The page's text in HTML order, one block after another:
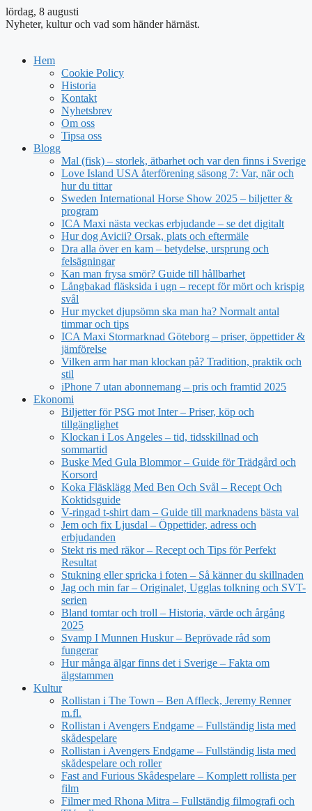
lördag, 8 augusti
Nyheter, kultur och vad som händer härnäst.
Hem
Cookie Policy
Historia
Kontakt
Nyhetsbrev
Om oss
Tipsa oss
Blogg
Mal (fisk) – storlek, ätbarhet och var den finns i Sverige
Love Island USA återförening säsong 7: Var, när och
hur du tittar
Sweden International Horse Show 2025 – biljetter &
program
ICA Maxi nästa veckas erbjudande – se det digitalt
Hur dog Avicii? Orsak, plats och eftermäle
Dra alla över en kam – betydelse, ursprung och
felsägningar
Kan man frysa smör? Guide till hållbarhet
Långbakad fläsksida i ugn – recept för mört och krispig
svål
Hur mycket djupsömn ska man ha? Normalt antal
timmar och tips
ICA Maxi Stormarknad Göteborg – priser, öppettider &
jämförelse
Vilken arm har man klockan på? Tradition, praktik och
stil
iPhone 7 utan abonnemang – pris och framtid 2025
Ekonomi
Biljetter för PSG mot Inter – Priser, köp och
tillgänglighet
Klockan i Los Angeles – tid, tidsskillnad och
sommartid
Buske Med Gula Blommor – Guide för Trädgård och
Korsord
Koka Fläsklägg Med Ben Och Svål – Recept Och
Koktidsguide
V-ringad t-shirt dam – Guide till marknadens bästa val
Jem och fix Ljusdal – Öppettider, adress och
erbjudanden
Stekt ris med räkor – Recept och Tips för Perfekt
Resultat
Stukning eller spricka i foten – Så känner du skillnaden
Jag och min far – Originalet, Ugglas tolkning och SVT-
serien
Bland tomtar och troll – Historia, värde och årgång
2025
Svamp I Munnen Huskur – Beprövade råd som
fungerar
Hur många älgar finns det i Sverige – Fakta om
älgstammen
Kultur
Rollistan i The Town – Ben Affleck, Jeremy Renner
m.fl.
Rollistan i Avengers Endgame – Fullständig lista med
skådespelare
Rollistan i Avengers Endgame – Fullständig lista med
skådespelare och roller
Fast and Furious Skådespelare – Komplett rollista per
film
Filmer med Rhona Mitra – Fullständig filmografi och